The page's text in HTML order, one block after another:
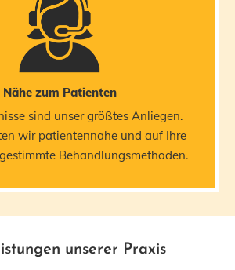
Nähe zum Patienten
sind unser größtes Anliegen.
wir patientennahe und auf Ihre
Behandlungsmethoden.
unserer Praxis